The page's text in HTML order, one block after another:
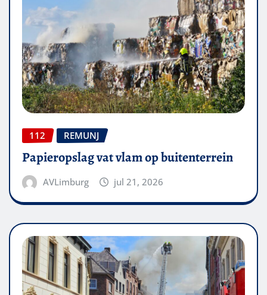
112 REMUNJ
Papieropslag vat vlam op buitenterrein
AVLimburg jul 21, 2026